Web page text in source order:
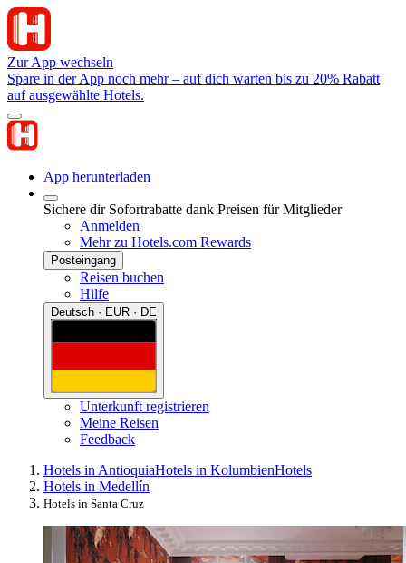
Zur App wechseln
Spare in der App noch mehr – auf dich warten bis zu 20% Rabatt
auf ausgewählte Hotels.
App herunterladen
Sichere dir Sofortrabatte dank Preisen für Mitglieder
Anmelden
Mehr zu Hotels.com Rewards
Posteingang
Reisen buchen
Hilfe
Deutsch · EUR · DE
Unterkunft registrieren
Meine Reisen
Feedback
Hotels in AntioquiaHotels in KolumbienHotels
Hotels in Medellín
Hotels in Santa Cruz